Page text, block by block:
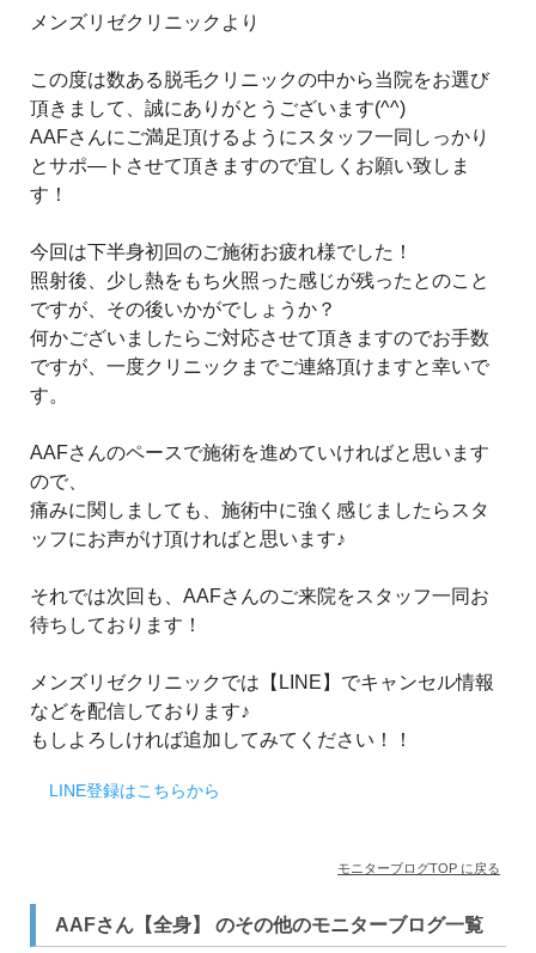
メンズリゼクリニックより
この度は数ある脱毛クリニックの中から当院をお選び
頂きまして、誠にありがとうございます(^^)
AAFさんにご満足頂けるようにスタッフ一同しっかり
とサポ―トさせて頂きますので宜しくお願い致しま
す！
今回は下半身初回のご施術お疲れ様でした！
照射後、少し熱をもち火照った感じが残ったとのこと
ですが、その後いかがでしょうか？
何かございましたらご対応させて頂きますのでお手数
ですが、一度クリニックまでご連絡頂けますと幸いで
す。
AAFさんのペースで施術を進めていければと思います
ので、
痛みに関しましても、施術中に強く感じましたらスタ
ッフにお声がけ頂ければと思います♪
それでは次回も、AAFさんのご来院をスタッフ一同お
待ちしております！
メンズリゼクリニックでは【LINE】でキャンセル情報
などを配信しております♪
もしよろしければ追加してみてください！！
LINE登録はこちらから
モニターブログTOP に戻る
AAFさん【全身】 のその他のモニターブログ一覧